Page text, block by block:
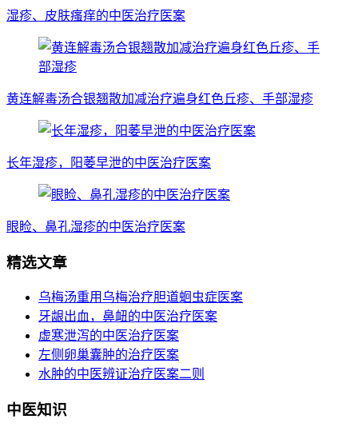
湿疹、皮肤瘙痒的中医治疗医案
黄连解毒汤合银翘散加减治疗遍身红色丘疹、手部湿疹
长年湿疹，阳萎早泄的中医治疗医案
眼睑、鼻孔湿疹的中医治疗医案
精选文章
乌梅汤重用乌梅治疗胆道蛔虫症医案
牙龈出血，鼻衄的中医治疗医案
虚寒泄泻的中医治疗医案
左侧卵巢囊肿的治疗医案
水肿的中医辨证治疗医案二则
中医知识